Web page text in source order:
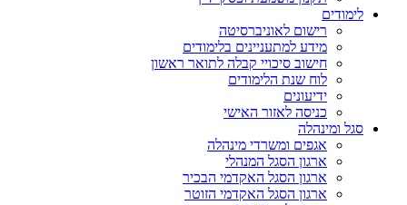
לימודים
רישום לאוניברסיטה
מידע למתעניינים בלימודים
חישוב סיכויי קבלה לתואר ראשון
לוח שנת הלימודים
ידיעונים
כניסה לאזור האישי
סגל ומינהלה
אגפים ומשרדי מינהלה
ארגון הסגל המנהלי
ארגון הסגל האקדמי הבכיר
ארגון הסגל האקדמי הזוטר